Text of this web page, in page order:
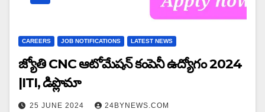
CAREERS JOB NOTIFICATIONS LATEST NEWS
జ్యోతి CNC ఆటోమేషన్ కంపెనీ ఉద్యోగం 2024
|ITI, డిప్లొమా
25 JUNE 2024 24BYNEWS.COM